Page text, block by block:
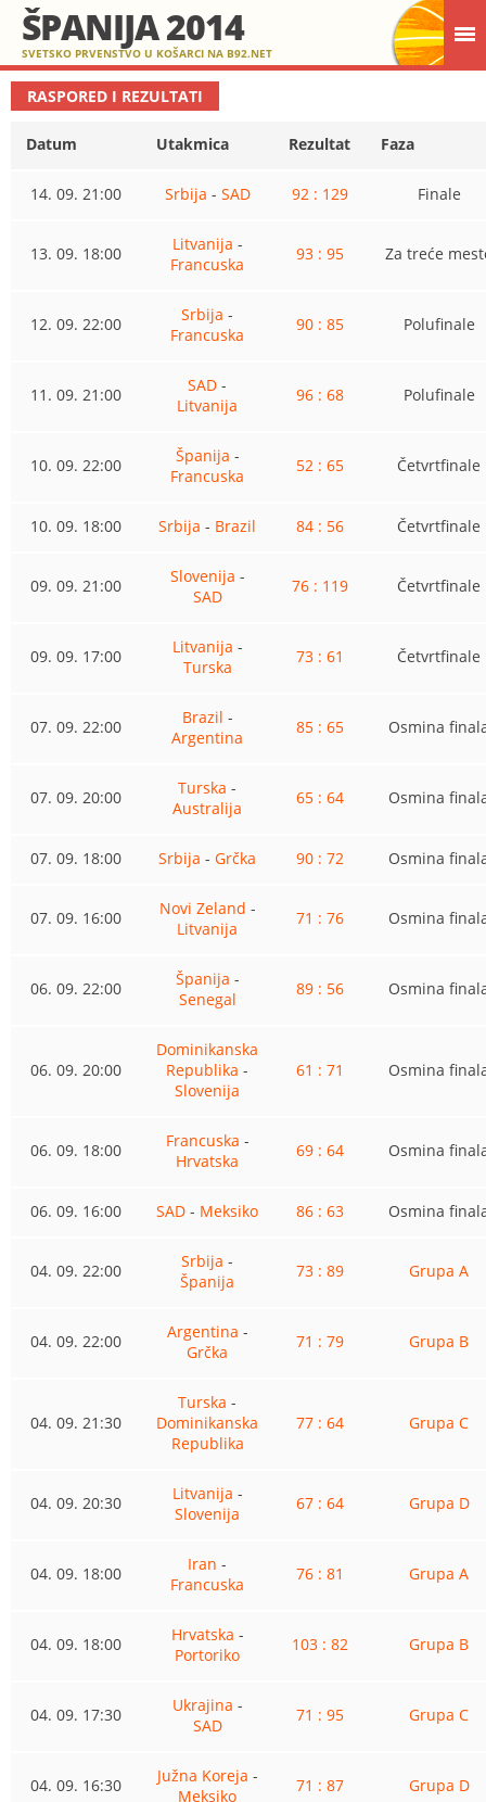
ŠPANIJA 2014
SVETSKO PRVENSTVO U KOŠARCI NA B92.NET
RASPORED I REZULTATI
Datum Utakmica Rezultat Faza
14. 09. 21:00 Srbija - SAD 92 : 129 Finale
13. 09. 18:00 Litvanija -
Francuska
93 : 95 Za treće
12. 09. 22:00 Srbija -
Francuska
90 : 85 Polufinale
11. 09. 21:00 SAD -
Litvanija
96 : 68 Polufinale
10. 09. 22:00 Španija -
Francuska
52 : 65 Četvrtfinale
10. 09. 18:00 Srbija - Brazil 84 : 56 Četvrtfinale
09. 09. 21:00 Slovenija -
SAD
76 : 119 Četvrtfinale
09. 09. 17:00 Litvanija -
Turska
73 : 61 Četvrtfinale
07. 09. 22:00 Brazil -
Argentina
85 : 65 Osmina
07. 09. 20:00 Turska -
Australija
65 : 64 Osmina
07. 09. 18:00 Srbija - Grčka 90 : 72 Osmina
07. 09. 16:00 Novi Zeland -
Litvanija
71 : 76 Osmina
06. 09. 22:00 Španija -
Senegal
89 : 56 Osmina
06. 09. 20:00
Dominikanska
Republika -
Slovenija
61 : 71 Osmina
06. 09. 18:00 Francuska -
Hrvatska
69 : 64 Osmina
06. 09. 16:00 SAD - Meksiko 86 : 63 Osmina
04. 09. 22:00 Srbija -
Španija
73 : 89 Grupa A
04. 09. 22:00 Argentina -
Grčka
71 : 79 Grupa B
04. 09. 21:30
Turska -
Dominikanska
Republika
77 : 64 Grupa C
04. 09. 20:30 Litvanija -
Slovenija
67 : 64 Grupa D
04. 09. 18:00 Iran -
Francuska
76 : 81 Grupa A
04. 09. 18:00 Hrvatska -
Portoriko
103 : 82 Grupa B
04. 09. 17:30 Ukrajina -
SAD
71 : 95 Grupa C
04. 09. 16:30 Južna Koreja -
Meksiko
71 : 87 Grupa D